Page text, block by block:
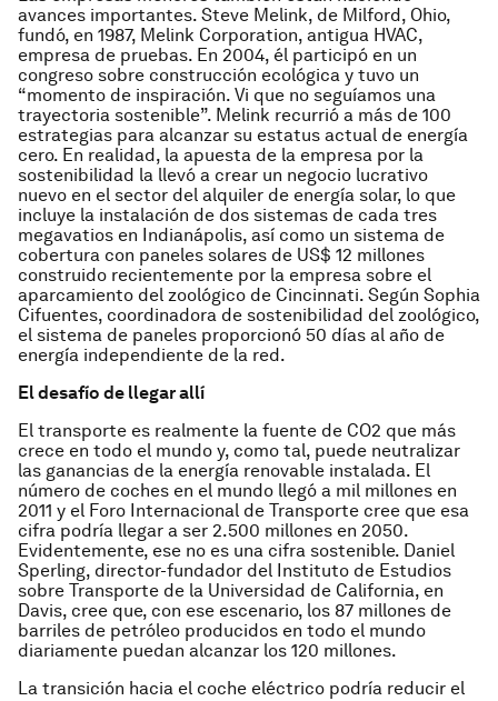
avances importantes. Steve Melink, de Milford, Ohio,
fundó, en 1987, Melink Corporation, antigua HVAC,
empresa de pruebas. En 2004, él participó en un
congreso sobre construcción ecológica y tuvo un
“momento de inspiración. Vi que no seguíamos una
trayectoria sostenible”. Melink recurrió a más de 100
estrategias para alcanzar su estatus actual de energía
cero. En realidad, la apuesta de la empresa por la
sostenibilidad la llevó a crear un negocio lucrativo
nuevo en el sector del alquiler de energía solar, lo que
incluye la instalación de dos sistemas de cada tres
megavatios en Indianápolis, así como un sistema de
cobertura con paneles solares de US$ 12 millones
construido recientemente por la empresa sobre el
aparcamiento del zoológico de Cincinnati. Según Sophia
Cifuentes, coordinadora de sostenibilidad del zoológico,
el sistema de paneles proporcionó 50 días al año de
energía independiente de la red.
El desafío de llegar allí
El transporte es realmente la fuente de CO2 que más
crece en todo el mundo y, como tal, puede neutralizar
las ganancias de la energía renovable instalada. El
número de coches en el mundo llegó a mil millones en
2011 y el Foro Internacional de Transporte cree que esa
cifra podría llegar a ser 2.500 millones en 2050.
Evidentemente, ese no es una cifra sostenible. Daniel
Sperling, director-fundador del Instituto de Estudios
sobre Transporte de la Universidad de California, en
Davis, cree que, con ese escenario, los 87 millones de
barriles de petróleo producidos en todo el mundo
diariamente puedan alcanzar los 120 millones.
La transición hacia el coche eléctrico podría reducir el